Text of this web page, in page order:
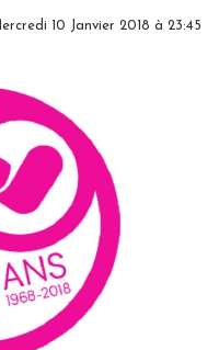
10 Janvier 2018 à 23:45